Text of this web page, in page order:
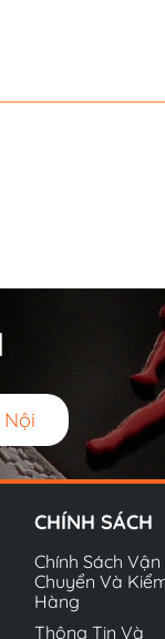
Nội
CHÍNH SÁCH
Chính Sách Vận
Chuyển Và
Hàng
Thông Tin Và